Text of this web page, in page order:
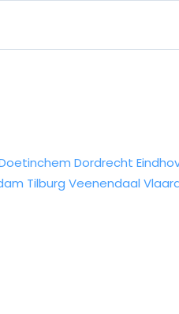
Dordrecht
Tilburg Veenendaal